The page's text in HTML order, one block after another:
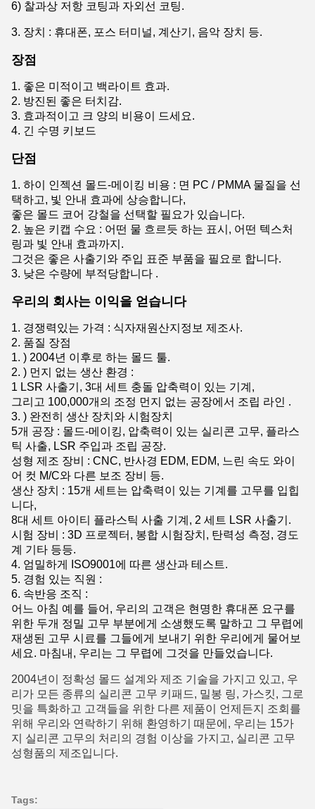
6) 찰과상 저항 코팅과 자외선 코팅.
3. 장치 : 휴대폰, 포스 터미널, 계산기, 음악 장치 등.
장점
1. 좋은 미적이고 백라이트 효과.
2. 방진된 좋은 터치감.
3. 효과적이고 크 양의 비용이 드세요.
4. 긴 수명 키보드
단점
1. 하이 인젝션 몰드-메이킹 비용 : 면 PC / PMMA 물질을 선
택하고, 빛 안내 효과에 상승합니다,
좋은 몰드 코어 강철을 선택할 필요가 있습니다.
2. 높은 키캡 수요 : 어떤 물 흐르듯 하는 표시, 어떤 텍스처
링과 빛 안내 효과까지.
그것은 좋은 사출기와 주입 표준 부품을 필요로 합니다.
3. 낮은 수량에 부적당합니다 .
우리의 회사는 이익을 얻습니다
1. 경쟁력있는 가격 : 식자재원산지정보 제조사.
2. 품질 장점
1. ) 2004년 이후로 하는 몰드 툴.
2. ) 먼지 없는 생산 환경 :
1 LSR 사출기, 3대 세트 충돌 압축력이 있는 기계,
그리고 100,000개의 조정 먼지 없는 공장에서 조립 라인 .
3. ) 완전히 생산 장치와 시험장치
5개 공장 : 몰드-메이킹, 압축력이 있는 실리콘 고무, 플라스
틱 사출, LSR 주입과 조립 공장.
성형 제조 장비 : CNC, 반사경 EDM, EDM, 느린 속도 와이
어 컷 M/C와 다른 보조 장비 등.
생산 장치 : 15개 세트는 압축력이 있는 기계를 고무를 입힙
니다,
8대 세트 아이티 플라스틱 사출 기계, 2 세트 LSR 사출기.
시험 장비 : 3D 프로젝터, 봉합 시험장치, 탄력성 측정, 경도
계 기타 등등.
4. 엄밀하게 ISO9001에 따른 생산과 테스트.
5. 경험 있는 직원 :
6. 속반응 조직 :
어느 아침 예를 들어, 우리의 고객은 현명한 휴대폰 요구를
위한 두개 정밀 고무 부분에게 소생했도록 말하고 그 무렵에
재생된 고무 시료를 그들에게 보내기 위한 우리에게 물어보
세요. 마침내, 우리는 그 무렵에 그것을 만들었습니다.
2004년이 정확성 몰드 설계와 제조 기술을 가지고 있고, 우
리가 모든 종류의 실리콘 고무 키패드, 밀봉 링, 가스킷, 그로
밋을 특화하고 고객들을 위한 다른 제품이 언제든지 조회를
위해 우리와 연락하기 위해 환영하기 때문에, 우리는 15가
지 실리콘 고무의 처리의 경험 이상을 가지고, 실리콘 고무
성형품의 제조입니다.
Tags: